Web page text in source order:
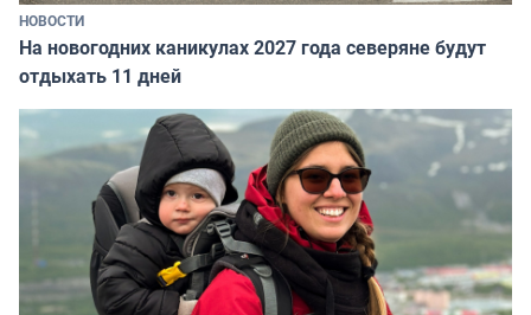
НОВОСТИ
На новогодних каникулах 2027 года северяне будут
отдыхать 11 дней